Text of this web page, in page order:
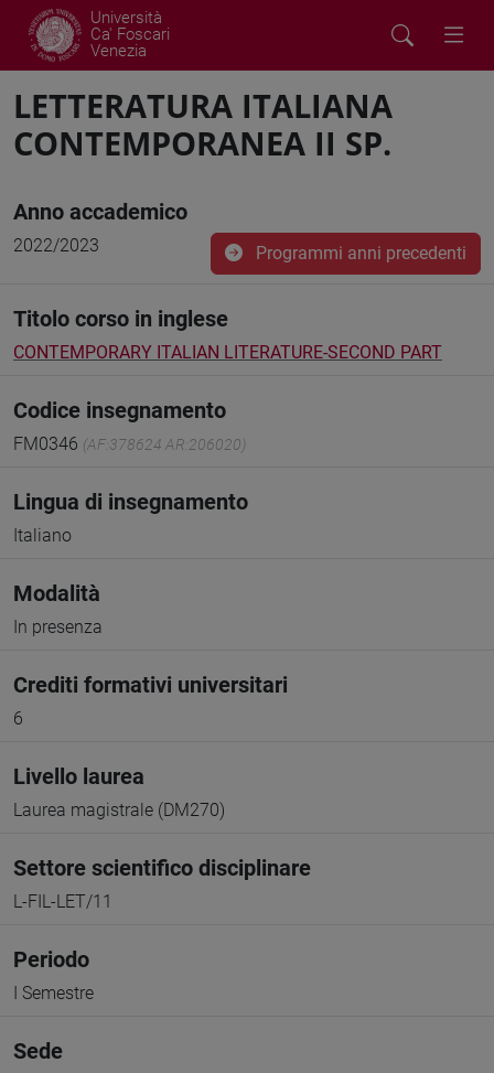
Università
Ca' Foscari
Venezia
LETTERATURA ITALIANA
CONTEMPORANEA II SP.
Anno accademico
2022/2023 Programmi anni precedenti
Titolo corso in inglese
CONTEMPORARY ITALIAN LITERATURE-SECOND PART
Codice insegnamento
FM0346 (AF:378624 AR:206020)
Lingua di insegnamento
Italiano
Modalità
In presenza
Crediti formativi universitari
6
Livello laurea
Laurea magistrale (DM270)
Settore scientifico disciplinare
L-FIL-LET/11
Periodo
I Semestre
Sede